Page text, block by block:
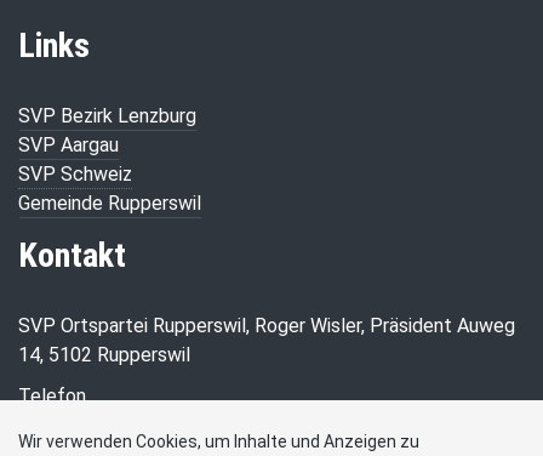
Links
SVP Bezirk Lenzburg
SVP Aargau
SVP Schweiz
Gemeinde Rupperswil
Kontakt
SVP Ortspartei Rupperswil, Roger Wisler, Präsident Auweg
14, 5102 Rupperswil
Telefon
Wir verwenden Cookies, um Inhalte und Anzeigen zu